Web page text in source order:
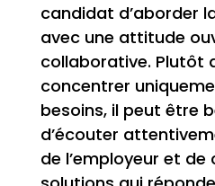
candidat d’aborder
avec une attitude
collaborative. Plutôt
concentrer
besoins, il peut être
d’écouter
de l’employeur et de